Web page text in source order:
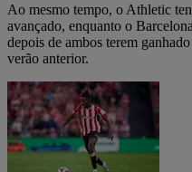
Ao mesmo tempo, o Athletic
avançado, enquanto o
depois de ambos terem
verão anterior.